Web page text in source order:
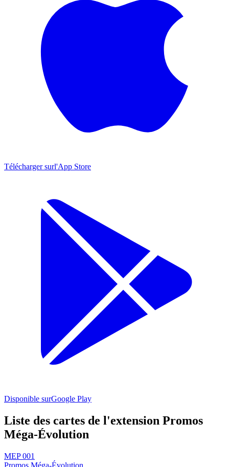
Télécharger surl'App Store
Disponible surGoogle Play
Liste des cartes de l'extension Promos
Méga-Évolution
MEP 001
Promos Méga-Évolution